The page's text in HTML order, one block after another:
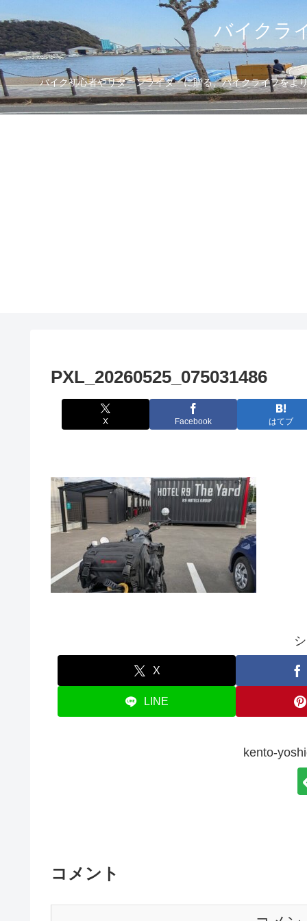
バイクラ
バイク初心者やリターンライダーに贈る、バイクライフをよ
PXL_20260525_075031486
X Facebook はてブ
X
LINE
kento-
コメント